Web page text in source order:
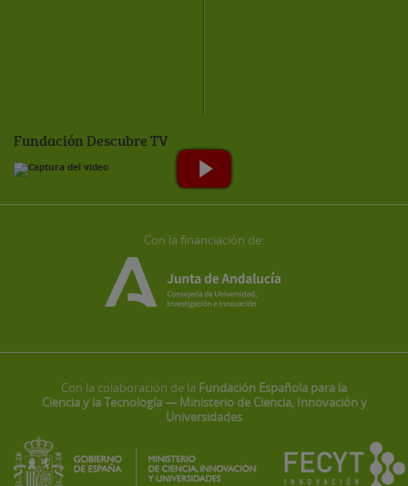
Fundación Descubre TV
Con la financiación de:
Con la colaboración de la Fundación Española para la
Ciencia y la Tecnología — Ministerio de Ciencia, Innovación y
Universidades